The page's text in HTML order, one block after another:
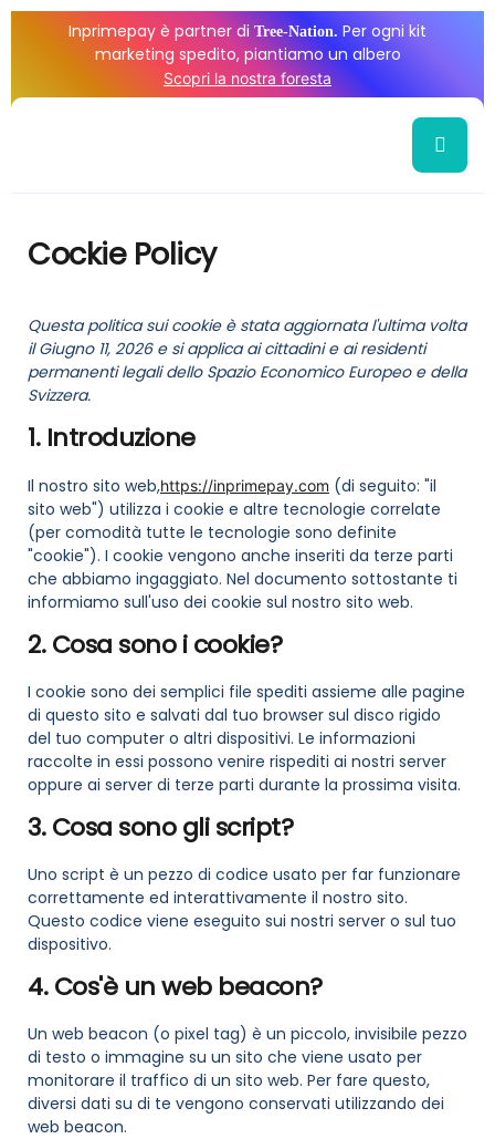
Inprimepay è partner di Tree-Nation. Per ogni kit
marketing spedito, piantiamo un albero
Scopri la nostra foresta
Cockie Policy
Questa politica sui cookie è stata aggiornata l'ultima volta
il Giugno 11, 2026 e si applica ai cittadini e ai residenti
permanenti legali dello Spazio Economico Europeo e della
Svizzera.
1. Introduzione
Il nostro sito web,https://inprimepay.com (di seguito: "il
sito web") utilizza i cookie e altre tecnologie correlate
(per comodità tutte le tecnologie sono definite
"cookie"). I cookie vengono anche inseriti da terze parti
che abbiamo ingaggiato. Nel documento sottostante ti
informiamo sull'uso dei cookie sul nostro sito web.
2. Cosa sono i cookie?
I cookie sono dei semplici file spediti assieme alle pagine
di questo sito e salvati dal tuo browser sul disco rigido
del tuo computer o altri dispositivi. Le informazioni
raccolte in essi possono venire rispediti ai nostri server
oppure ai server di terze parti durante la prossima visita.
3. Cosa sono gli script?
Uno script è un pezzo di codice usato per far funzionare
correttamente ed interattivamente il nostro sito.
Questo codice viene eseguito sui nostri server o sul tuo
dispositivo.
4. Cos'è un web beacon?
Un web beacon (o pixel tag) è un piccolo, invisibile pezzo
di testo o immagine su un sito che viene usato per
monitorare il traffico di un sito web. Per fare questo,
diversi dati su di te vengono conservati utilizzando dei
web beacon.